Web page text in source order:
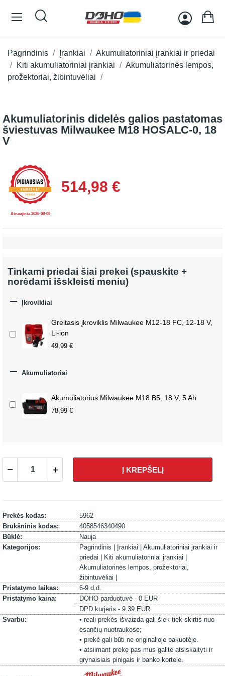
Pagrindinis Įrankiai
Akumuliatoriniai įrankiai ir priedai
Kiti akumuliatoriniai įrankiai
Akumuliatorinės lempos,
prožektoriai, žibintuvėliai
Akumuliatorinis didelės galios pastatomas
šviestuvas Milwaukee M18 HOSALC-0, 18
V
514,98 €
Atnaujinta 2026-08-08
Tinkami priedai šiai prekei (spauskite +
norėdami išskleisti meniu)
 Įkrovikliai
Greitasis įkroviklis Milwaukee M12-18 FC, 12-18 V,
Li-ion
49,99 €
 Akumuliatoriai
Akumuliatorius Milwaukee M18 B5, 18 V, 5 Ah
78,99 €
Į KREPŠELĮ
Prekės kodas:
5962
Brūkšninis kodas:
4058546340490
Būklė:
Nauja
Kategorijos:
Pagrindinis | Įrankiai | Akumuliatoriniai įrankiai ir
priedai |
Kiti akumuliatoriniai įrankiai |
Akumuliatorinės lempos, prožektoriai,
žibintuvėliai |
Pristatymo laikas:
6-9 d.d.
Pristatymo kaina:
DOHO parduotuvė - 0 EUR
DPD kurjeris - 9.39 EUR
Svarbu:
• reali prekės išvaizda gali šiek tiek skirtis nuo
esančių nuotraukose;
• prekė gali būti ne originalioje pakuotėje.
• atsiimant prekę pas mus galite atsiskaityti ir
grynaisiais pinigais ir banko kortele.